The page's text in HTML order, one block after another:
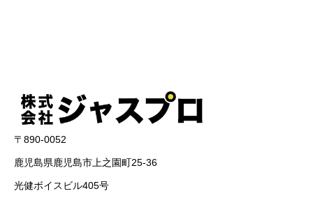
〒890-0052
鹿児島県鹿児島市上之園町25-36
光健ボイスビル405号